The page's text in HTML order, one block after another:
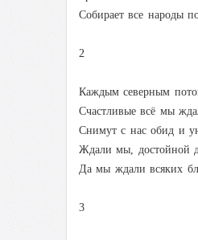
Собирает все народы
2
Каждым северным
Счастливые всё мы
Снимут с нас обид и
Ждали мы, достойной
Да мы ждали всяких
3